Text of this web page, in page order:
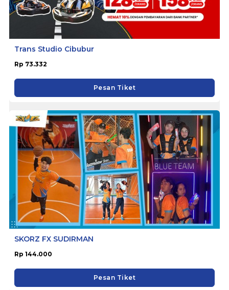
Trans Studio Cibubur
Rp 73.332
Pesan Tiket
SKORZ FX SUDIRMAN
Rp 144.000
Pesan Tiket